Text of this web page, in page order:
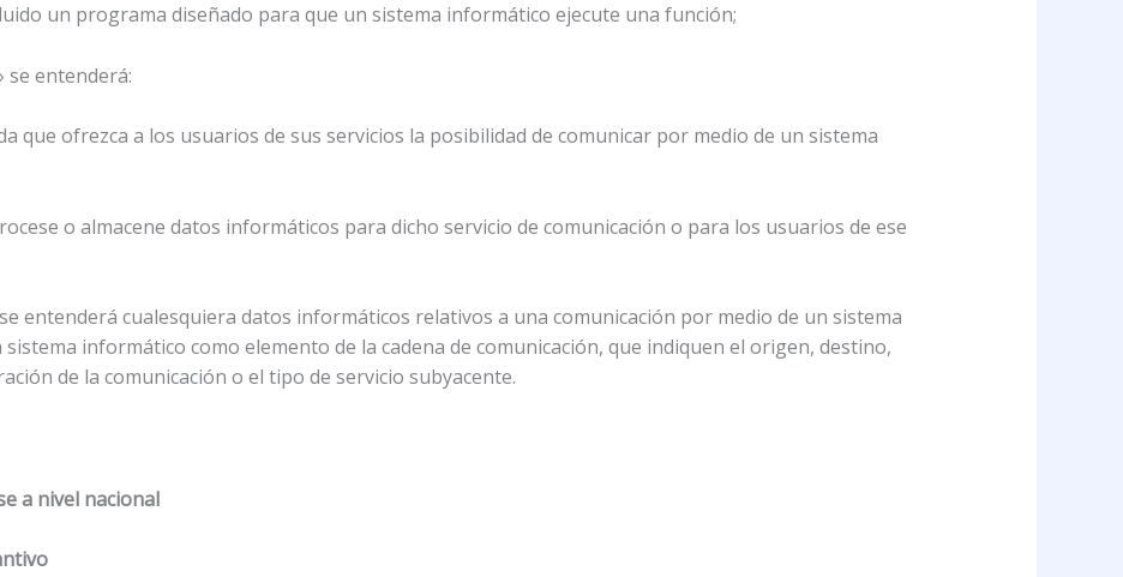
un programa diseñado para que un sistema informático ejecute una función;
se entenderá:
que ofrezca a los usuarios de sus servicios la posibilidad de comunicar por medio de un sistema
o almacene datos informáticos para dicho servicio de comunicación o para los usuarios de ese
entenderá cualesquiera datos informáticos relativos a una comunicación por medio de un sistema
informático como elemento de la cadena de comunicación, que indiquen el origen, destino,
de la comunicación o el tipo de servicio subyacente.
a nivel nacional